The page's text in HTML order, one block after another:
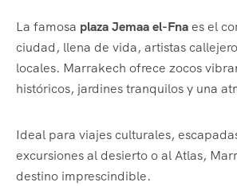
La famosa plaza Jemaa el-Fnaes el
ciudad, llena de vida, artistas
locales. Marrakech ofrece zocos
históricos, jardines tranquilos y una
Ideal para viajes culturales,
excursiones al desierto o al Atlas,
destino imprescindible.